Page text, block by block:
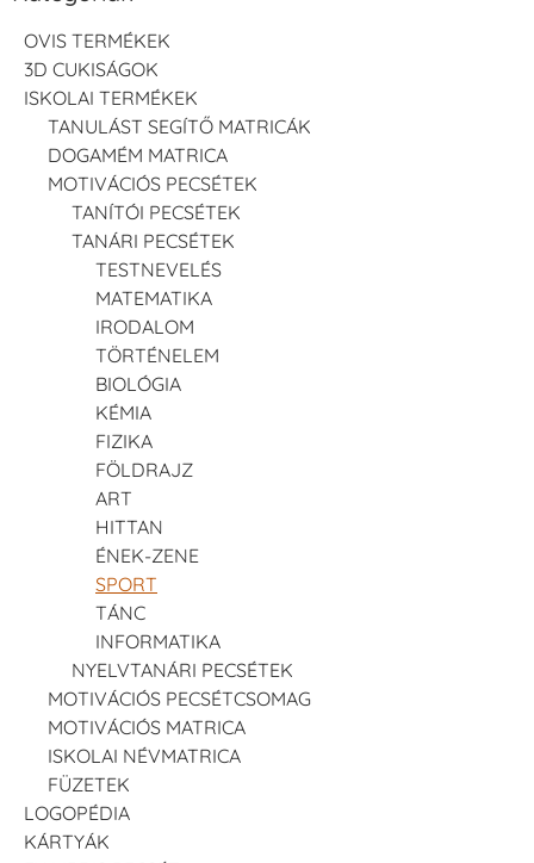
OVIS TERMÉKEK
3D CUKISÁGOK
ISKOLAI TERMÉKEK
TANULÁST SEGÍTŐ MATRICÁK
DOGAMÉM MATRICA
MOTIVÁCIÓS PECSÉTEK
TANÍTÓI PECSÉTEK
TANÁRI PECSÉTEK
TESTNEVELÉS
MATEMATIKA
IRODALOM
TÖRTÉNELEM
BIOLÓGIA
KÉMIA
FIZIKA
FÖLDRAJZ
ART
HITTAN
ÉNEK-ZENE
SPORT
TÁNC
INFORMATIKA
NYELVTANÁRI PECSÉTEK
MOTIVÁCIÓS PECSÉTCSOMAG
MOTIVÁCIÓS MATRICA
ISKOLAI NÉVMATRICA
FÜZETEK
LOGOPÉDIA
KÁRTYÁK